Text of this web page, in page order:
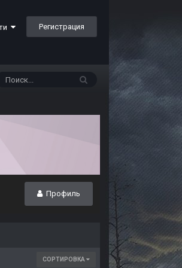
Регистрация
Профиль
СОРТИРОВКА